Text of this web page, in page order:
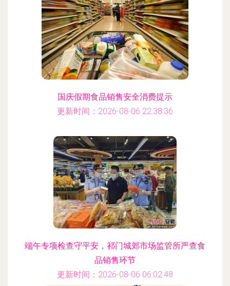
国庆假期食品销售安全消费提示
更新时间：2026-08-06 22:38:36
端午专项检查守平安，祁门城郊市场监管所严查食
品销售环节
更新时间：2026-08-06 06:02:48